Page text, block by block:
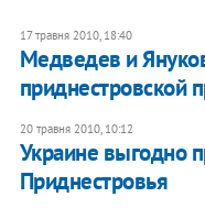
17 травня 2010, 18:40
Медведев и
приднестровской
20 травня 2010, 10:12
Украине выгодно
Приднестровья